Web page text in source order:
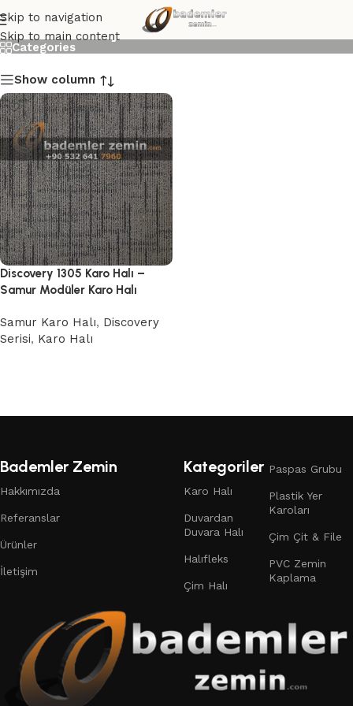
Skip to navigation
Skip to main content
Discovery 1305 Karo Halı
Categories
Show column
Discovery 1305 Karo Halı –
Samur Modüler Karo Halı
Samur Karo Halı, Discovery
Serisi, Karo Halı
Bademler Zemin
Hakkımızda
Referanslar
Ürünler
İletişim
Kategoriler
Karo Halı
Duvardan
Duvara Halı
Halıfleks
Çim Halı
Paspas Grubu
Plastik Yer
Karoları
Çim Çit & File
PVC Zemin
Kaplama